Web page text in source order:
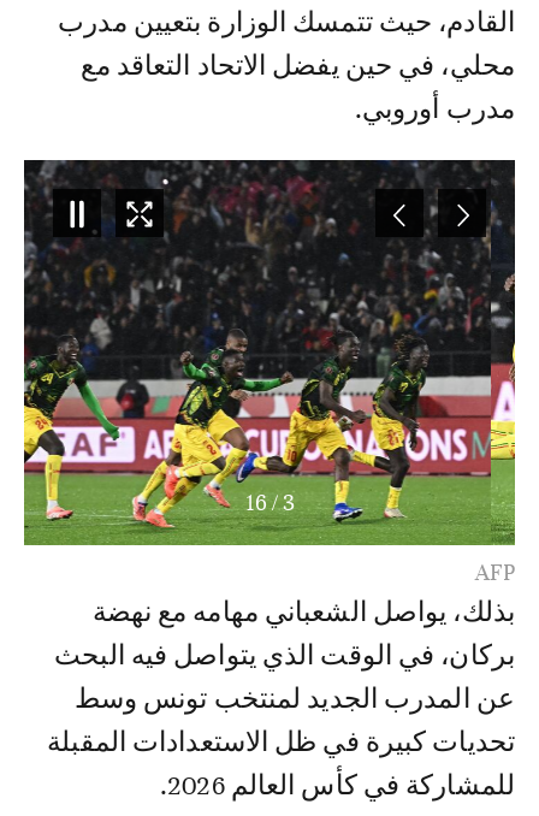
القادم، حيث تتمسك الوزارة بتعيين مدرب
محلي، في حين يفضل الاتحاد التعاقد مع
مدرب أوروبي.
3
/
16
AFP
بذلك، يواصل الشعباني مهامه مع نهضة
بركان، في الوقت الذي يتواصل فيه البحث
عن المدرب الجديد لمنتخب تونس وسط
تحديات كبيرة في ظل الاستعدادات المقبلة
للمشاركة في كأس العالم 2026.